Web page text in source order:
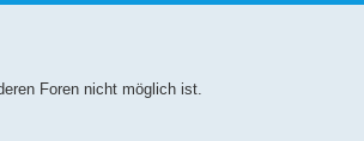
Foren nicht möglich ist.